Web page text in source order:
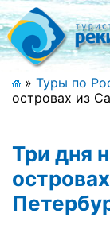
Меню
+7
Адрес
Полная
Главная
» Туры по
островах из
Три дня